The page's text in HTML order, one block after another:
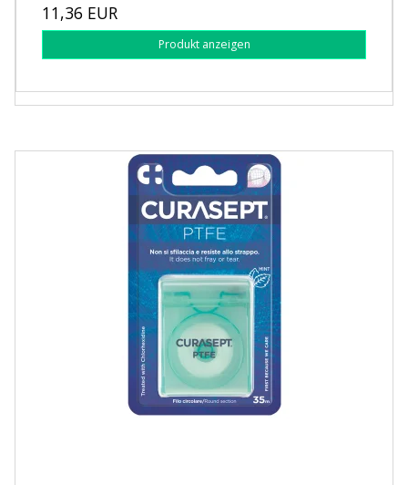
11,36 EUR
Produkt anzeigen